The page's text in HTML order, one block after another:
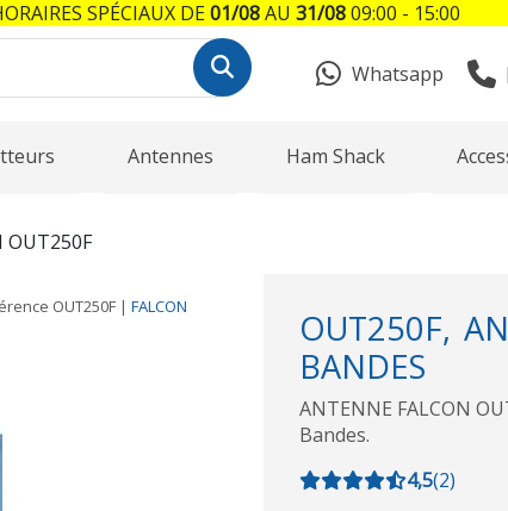
Whatsapp
Antennes Ham Shack
OUT250F
OUT250F | FALCON
OUT250F,
BANDES
ANTENNE FALCON
Bandes.
4,5(2)
SPÉCIAUX DE01/08AU 31/0809:00 - 15:00